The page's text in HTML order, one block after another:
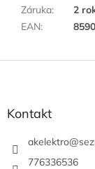
Záruka:
2
EAN:
Z
Kontakt
akelektro@
776336536